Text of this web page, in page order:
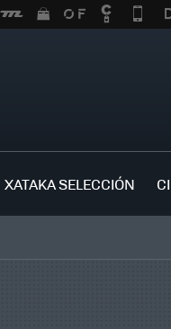
XATAKA SELECCIÓN